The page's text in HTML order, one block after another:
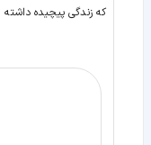
که زندگی پیچیده داشته